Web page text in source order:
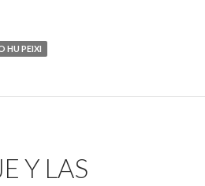
HU PEIXI
Y LAS